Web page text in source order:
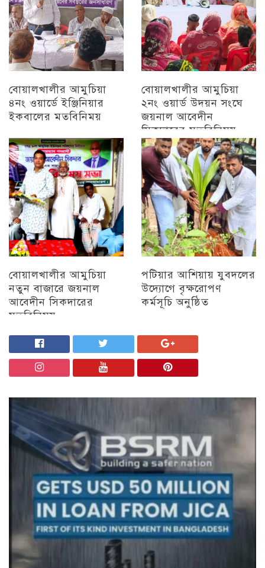
বোয়ালখালীর আমুচিয়া
৪নং ওয়ার্ডে ইঞ্জিনিয়ার
ইকবালের মতবিনিময়
চট্টগ্রাম
বোয়ালখালীর আমুচিয়া
২নং ওয়ার্ড উদয়ন সংঘে
জয়নাল আবেদীন
সিকদারের মতবিনিময়
অন্যান্য
বোয়ালখালীর আমুচিয়া
নতুন বাজারে জয়নাল
আবেদীন সিকদারের
মতবিনিময়
চট্টগ্রাম
পটিয়ার আশিয়ায় যুবদলের
উদ্যোগে বৃক্ষরোপণ
কর্মসূচি অনুষ্ঠিত